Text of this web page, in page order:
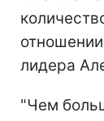
лидера
"Чем